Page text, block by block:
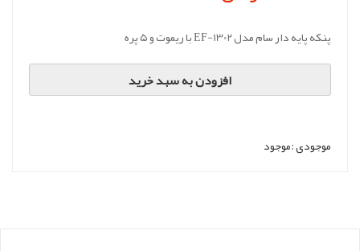
پنکه پایه دار سام مدل EF-1302 با ریموت و ۵ پره
افزودن به سبد خرید
موجودی :موجود